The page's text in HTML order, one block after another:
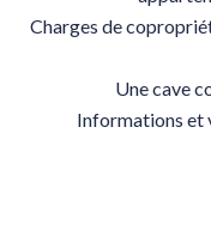
Charges de
Une cave
Informations et